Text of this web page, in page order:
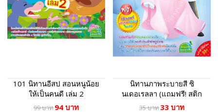
101 นิทานอีสป สอนหนูน้อย
ให้เป็นคนดี เล่ม 2
99 บาท94 บาท
นิทานภาพระบายสี ซิ
นเดอเรลลา (แถมฟรี! สติก
เกอร์)
35 บาท33 บาท